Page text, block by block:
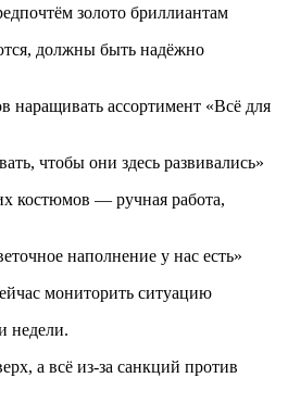
золото бриллиантам
должны быть надёжно
наращивать ассортимент «Всё для
чтобы они здесь развивались»
костюмов — ручная работа,
наполнение у нас есть»
мониторить ситуацию
недели.
а всё из-за санкций против